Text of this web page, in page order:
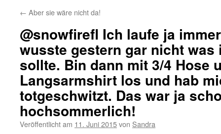
← Aber sie wäre nicht da!
@snowfirefl Ich laufe ja
wusste gestern gar nicht was
sollte. Bin dann mit 3/4 Hose
Langsarmshirt los und hab
totgeschwitzt. Das war ja
hochsommerlich!
Veröffentlicht am 11. Juni 2015von Sandra